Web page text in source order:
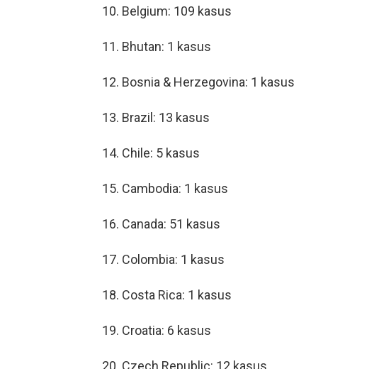
10. Belgium: 109 kasus
11. Bhutan: 1 kasus
12. Bosnia & Herzegovina: 1 kasus
13. Brazil: 13 kasus
14. Chile: 5 kasus
15. Cambodia: 1 kasus
16. Canada: 51 kasus
17. Colombia: 1 kasus
18. Costa Rica: 1 kasus
19. Croatia: 6 kasus
20. Czech Republic: 12 kasus